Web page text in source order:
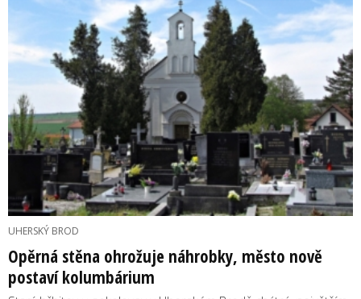
UHERSKÝ BROD
Opěrná stěna ohrožuje náhrobky, město nově
postaví kolumbárium